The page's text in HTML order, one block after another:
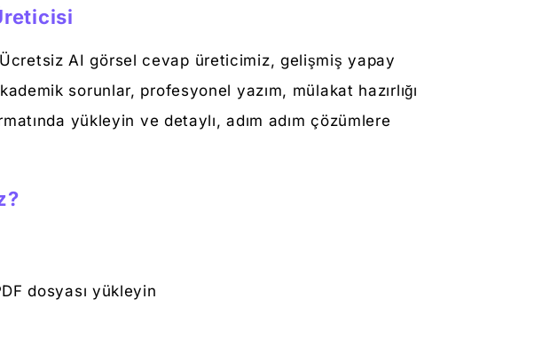
AI görsel cevap üreticimiz, gelişmiş yapay
sorunlar, profesyonel yazım, mülakat hazırlığı
yükleyin ve detaylı, adım adım çözümlere
dosyası yükleyin